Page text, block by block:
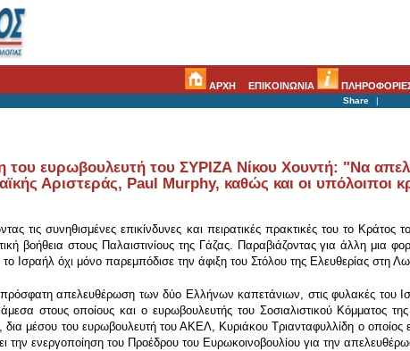
ΑΡΧΗ ΕΠΙΚΟΙΝΩΝΙΑ
Share |
ευρωβουλευτή του ΣΥΡΙΖΑ Νίκου Χουντή: "Να
Αριστεράς, Paul Murphy, καθώς και οι υπόλοιποι
τις συνηθισμένες επικίνδυνες και πειρατικές πρακτικές του το
βοήθεια στους Παλαιστινίους της Γάζας. Παραβιάζοντας για άλλη μια
το Ισραήλ όχι μόνο παρεμπόδισε την άφιξη του Στόλου της Ελευθερίας
απελευθέρωση των δύο Ελλήνων καπετάνιων, στις φυλακές του
στους οποίους και ο ευρωβουλευτής του Σοσιαλιστικού Κόμματος
δια μέσου του ευρωβουλευτή του ΑΚΕΛ, Κυριάκου Τριανταφυλλίδη ο οποίος
την ενεργοποίηση του Προέδρου του Ευρωκοινοβουλίου για την